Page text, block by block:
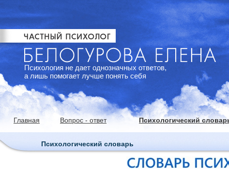
Психология не дает однозначных ответов,
а лишь помогает лучше понять себя
Главная Вопрос - ответ Психологический
Психологический словарь